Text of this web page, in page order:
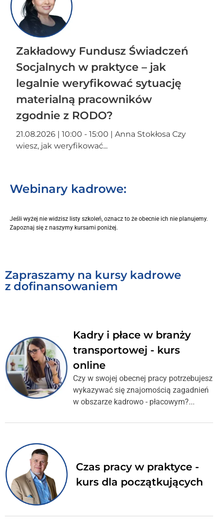
Zakładowy Fundusz Świadczeń
Socjalnych w praktyce – jak
legalnie weryfikować sytuację
materialną pracowników
zgodnie z RODO?
21.08.2026 | 10:00 - 15:00 | Anna Stokłosa Czy
wiesz, jak weryfikować...
Webinary kadrowe:
Jeśli wyżej nie widzisz listy szkoleń, oznacz to że obecnie ich nie planujemy.
Zapoznaj się z naszymy kursami poniżej.
Zapraszamy na kursy kadrowe
z dofinansowaniem
Kadry i płace w branży
transportowej - kurs
online
Czy w swojej obecnej pracy potrzebujesz
wykazywać się znajomością zagadnień
w obszarze kadrowo - płacowym?...
Czas pracy w praktyce -
kurs dla początkujących